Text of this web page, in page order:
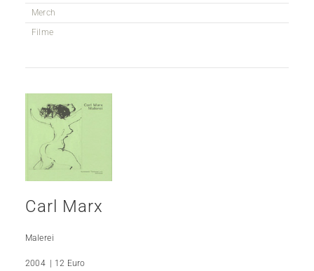
Merch
Filme
Carl Marx
Malerei
2004 | 12 Euro